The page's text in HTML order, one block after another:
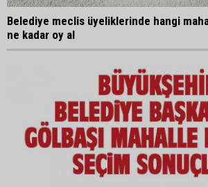
Belediye meclis üyeliklerinde hangi
ne kadar oy al